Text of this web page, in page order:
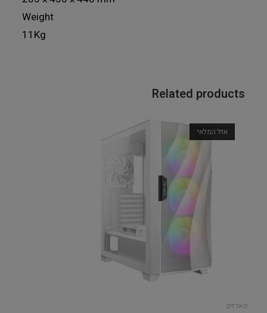
Weight
11Kg
Related products
אזל המלאי
מארזים